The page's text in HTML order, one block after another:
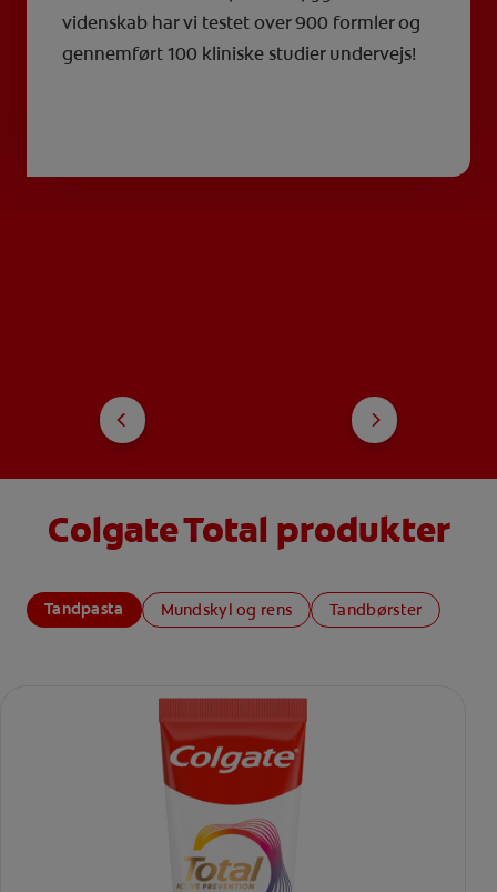
videnskab har vi testet over 900 formler og
gennemført 100 kliniske studier undervejs!
Colgate Total produkter
Tandpasta Mundskyl og rens Tandbørster